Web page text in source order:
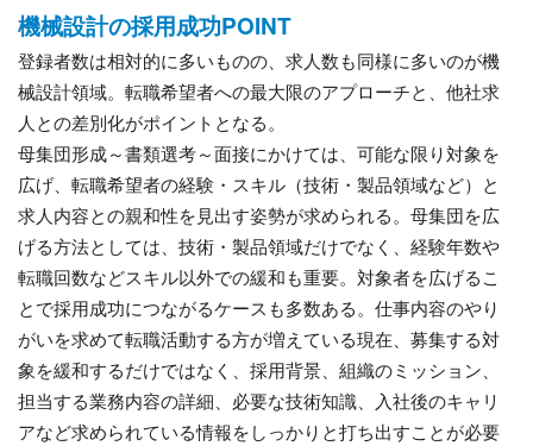
機械設計の採用成功POINT
登録者数は相対的に多いものの、求人数も同様に多いのが機
械設計領域。転職希望者への最大限のアプローチと、他社求
人との差別化がポイントとなる。
母集団形成～書類選考～面接にかけては、可能な限り対象を
広げ、転職希望者の経験・スキル（技術・製品領域など）と
求人内容との親和性を見出す姿勢が求められる。母集団を広
げる方法としては、技術・製品領域だけでなく、経験年数や
転職回数などスキル以外での緩和も重要。対象者を広げるこ
とで採用成功につながるケースも多数ある。仕事内容のやり
がいを求めて転職活動する方が増えている現在、募集する対
象を緩和するだけではなく、採用背景、組織のミッション、
担当する業務内容の詳細、必要な技術知識、入社後のキャリ
アなど求められている情報をしっかりと打ち出すことが必要